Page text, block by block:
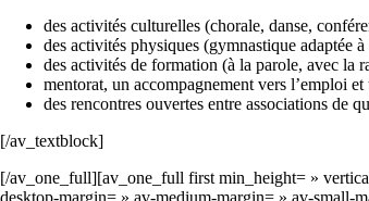
des activités culturelles (chorale, danse,
des activités physiques (gymnastique adaptée
des activités de formation (à la parole, avec la
mentorat, un accompagnement vers l’emploi
des rencontres ouvertes entre associations de
[/av_textblock]
[/av_one_full][av_one_full first min_height= »
desktop-margin= » av-medium-margin= » av-small-